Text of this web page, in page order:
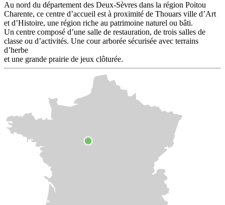
Au nord du département des Deux-Sèvres dans la région Poitou
Charente, ce centre d’accueil est à proximité de Thouars ville d’Art
et d’Histoire, une région riche au patrimoine naturel ou bâti.
Un centre composé d’une salle de restauration, de trois salles de
classe ou d’activités. Une cour arborée sécurisée avec terrains
d’herbe
et une grande prairie de jeux clôturée.